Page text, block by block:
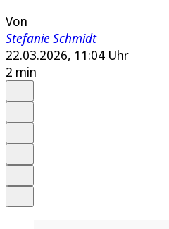
Von
Stefanie Schmidt
22.03.2026, 11:04 Uhr
2 min